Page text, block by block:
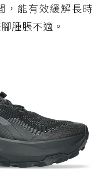
，能有效緩解長時
腫脹不適。